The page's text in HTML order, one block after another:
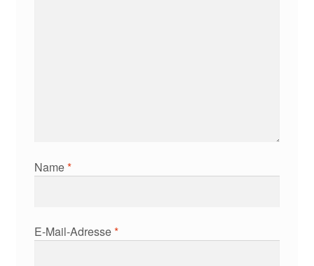
Name*
E-Mail-Adresse*